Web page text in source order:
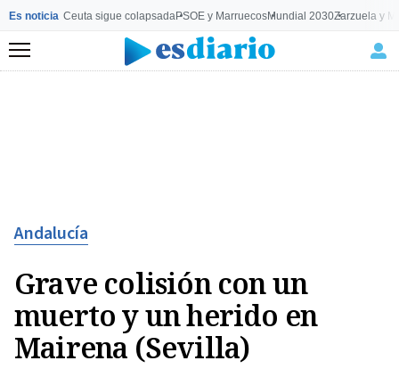
Es noticia Ceuta sigue colapsadaPSOE y MarruecosMundial 2030Zarzuela y
Menú
Andalucía
Grave colisión con un
muerto y un herido en
Mairena (Sevilla)